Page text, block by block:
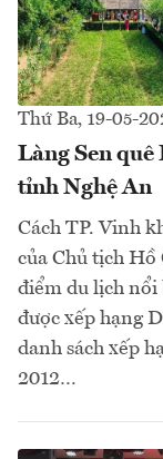
Thứ Ba, 19-05-
Làng Sen
tỉnh Nghệ An
Cách TP. Vinh
của Chủ tịch
điểm du lịch nổi
được xếp hạng
danh sách xếp
2012…